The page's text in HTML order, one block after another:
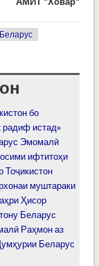
Беларус
бо
радиф истад»
Эмомалӣ
ифтитоҳи
Тоҷикистон
муштараки
Ҳисор
Беларус
Раҳмон аз
Беларус